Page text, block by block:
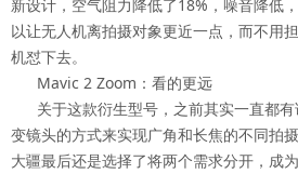
新设计，空气阻力降低了18%，噪音降低
以让无人机离拍摄对象更近一点，而不用
机怼下去。
Mavic 2 Zoom：看的更远
关于这款衍生型号，之前其实一直都有
变镜头的方式来实现广角和长焦的不同拍
大疆最后还是选择了将两个需求分开，成